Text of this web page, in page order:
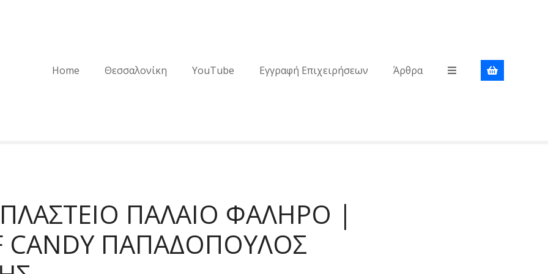
Home Θεσσαλονίκη YouTube Εγγραφή Επιχειρήσεων Άρθρα
ΠΑΛΑΙΟ ΦΑΛΗΡΟ |
CANDY ΠΑΠΑΔΟΠΟΥΛΟΣ